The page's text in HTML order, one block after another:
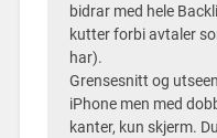
bidrar med hele
kutter forbi avtaler
har).
Grensesnitt og
iPhone men med
kanter, kun skjerm.